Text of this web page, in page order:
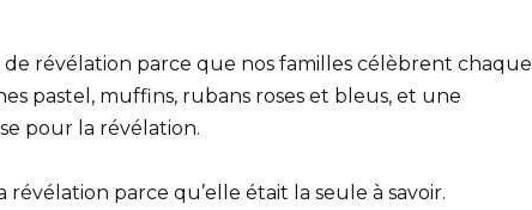
révélation parce que nos familles célèbrent chaque
pastel, muffins, rubans roses et bleus, et une
pour la révélation.
révélation parce qu’elle était la seule à savoir.